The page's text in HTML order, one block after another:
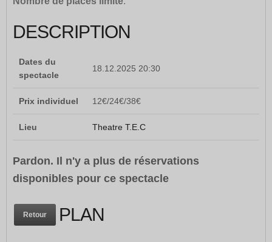
DESCRIPTION
Dates du
spectacle
18.12.2025 20:30
Prix individuel 12€/24€/38€
Lieu Theatre T.E.C
Pardon. Il n'y a plus de réservations
disponibles pour ce spectacle
Retour PLAN